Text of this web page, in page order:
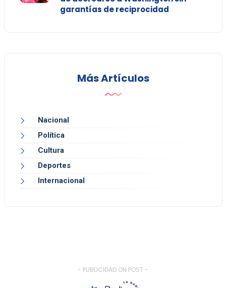
garantías de reciprocidad
Más Artículos
Nacional
Política
Cultura
Deportes
Internacional
- PUBLICIDAD ON POST -